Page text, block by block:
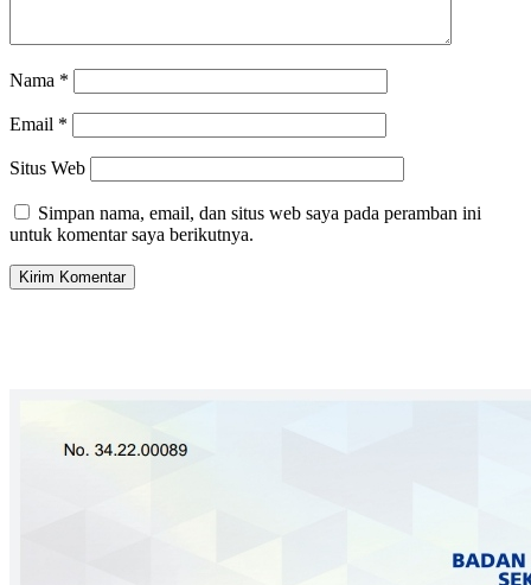
Nama *
Email *
Situs Web
Simpan nama, email, dan situs web saya pada peramban ini
untuk komentar saya berikutnya.